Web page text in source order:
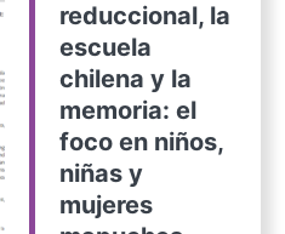
reduccional, la
escuela
chilena y la
memoria: el
foco en niños,
niñas y
mujeres